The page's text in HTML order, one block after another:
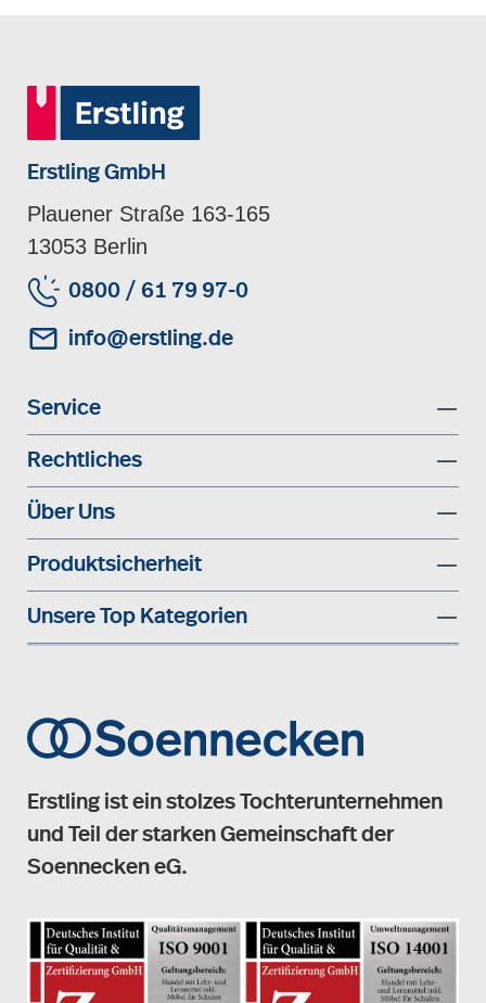
Erstling GmbH
Plauener Straße 163-165
13053 Berlin
0800 / 61 79 97-0
info@erstling.de
Service
Rechtliches
Über Uns
Produktsicherheit
Unsere Top Kategorien
Erstling ist ein stolzes Tochterunternehmen
und Teil der starken Gemeinschaft der
Soennecken eG.